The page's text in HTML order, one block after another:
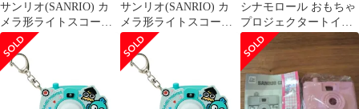
サンリオ(SANRIO) カ
メラ形ライトスコープ
キーホルダー（ミニチ
ュアトイ） ポムポムプ
リン ABS樹脂・PVC
073776 [ポムポムプリ
サンリオ(SANRIO) カ
メラ形ライトスコープ
キーホルダー（ミニチ
ュアトイ） ハンギョド
ン ABS樹脂・PVC
073954 [ハンギョドン]
シナモロール おもちゃ
プロジェクタートイカ
メラ サンリオ ユニック
キーホルダー キャラク
ター グッズ